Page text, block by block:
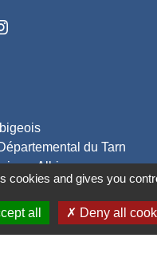
du Tarn
Albi
Tourisme
légales - Politique de
cookies and gives you
all
Deny all